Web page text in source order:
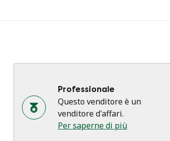
Professionale
Questo venditore è un
venditore d'affari.
Per saperne di più